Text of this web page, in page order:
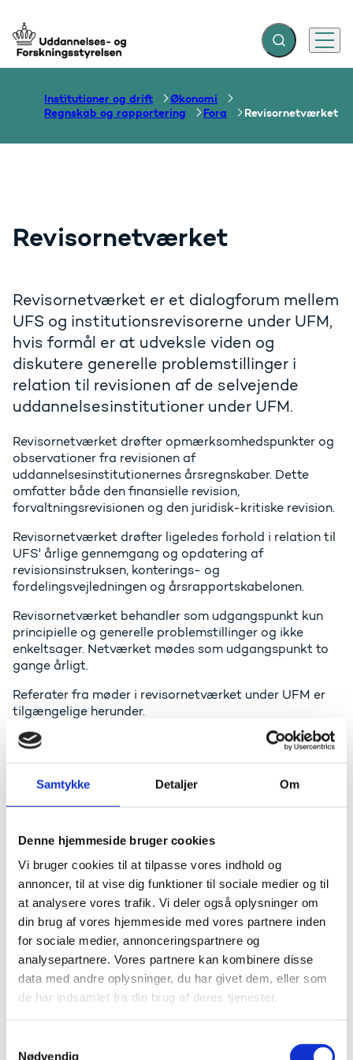
Samtykke Detaljer Om
Denne hjemmeside bruger cookies
Vi bruger cookies til at tilpasse vores indhold og
annoncer, til at vise dig funktioner til sociale medier og til
at analysere vores trafik. Vi deler også oplysninger om
din brug af vores hjemmeside med vores partnere inden
for sociale medier, annonceringspartnere og
analysepartnere. Vores partnere kan kombinere disse
data med andre oplysninger, du har givet dem, eller som
de har indsamlet fra din brug af deres tjenester.
Nødvendig
Gå til forsiden Fold søgefelt ud
Menu
Institutioner og drift
Økonomi
Regnskab og rapportering
Fora Revisornetværket
Revisornetværket
Revisornetværket er et dialogforum mellem
UFS og institutionsrevisorerne under UFM,
hvis formål er at udveksle viden og
diskutere generelle problemstillinger i
relation til revisionen af de selvejende
uddannelsesinstitutioner under UFM.
Revisornetværket drøfter opmærksomhedspunkter og
observationer fra revisionen af
uddannelsesinstitutionernes årsregnskaber. Dette
omfatter både den finansielle revision,
forvaltningsrevisionen og den juridisk-kritiske revision.
Revisornetværket drøfter ligeledes forhold i relation til
UFS' årlige gennemgang og opdatering af
revisionsinstruksen, konterings- og
fordelingsvejledningen og årsrapportskabelonen.
Revisornetværket behandler som udgangspunkt kun
principielle og generelle problemstillinger og ikke
enkeltsager. Netværket mødes som udgangspunkt to
gange årligt.
Referater fra møder i revisornetværket under UFM er
tilgængelige herunder.
Referat fra møde i revisornetværket den 26. maj 2026
2025
Referat fra møde i revisornetværket den 2. juni 2025
Referat fra møde i revisornetværket den 30. oktober
Referat fra møde i revisornetværket den 28. maj 2024
Referat fra møde i revisornetværket den 1. november
2023
Referat fra møde i revisornetværket den 1. juni 2023
Kontakt